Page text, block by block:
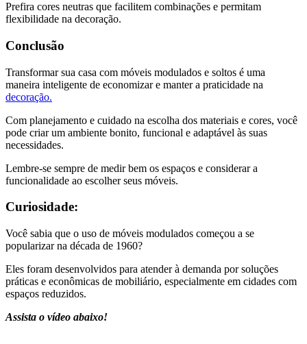
Prefira cores neutras que facilitem combinações e permitam
flexibilidade na decoração.
Conclusão
Transformar sua casa com móveis modulados e soltos é uma
maneira inteligente de economizar e manter a praticidade na
decoração.
Com planejamento e cuidado na escolha dos materiais e cores, você
pode criar um ambiente bonito, funcional e adaptável às suas
necessidades.
Lembre-se sempre de medir bem os espaços e considerar a
funcionalidade ao escolher seus móveis.
Curiosidade:
Você sabia que o uso de móveis modulados começou a se
popularizar na década de 1960?
Eles foram desenvolvidos para atender à demanda por soluções
práticas e econômicas de mobiliário, especialmente em cidades com
espaços reduzidos.
Assista o vídeo abaixo!